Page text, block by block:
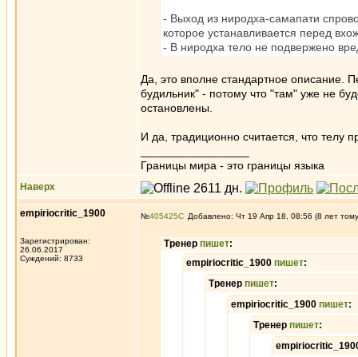
- Выход из ниродха-самапати
которое устанавливается перед
- В ниродха тело не подвержено
Да, это вполне стандартное описание.
будильник" - потому что "там" уже не
остановлены.
И да, традиционно считается, что телу
Границы мира - это границы языка
Наверх
empiriocritic_1900
Зарегистрирован:
26.06.2017
Суждений: 8733
№405425 Добавлено: Чт 19 Апр 18, 08:56 (8 лет
Тренер пишет:
empiriocritic_1900 пишет:
Тренер пишет:
empiriocritic_1900 пишет:
Тренер пишет: